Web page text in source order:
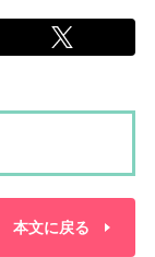
本文に戻る